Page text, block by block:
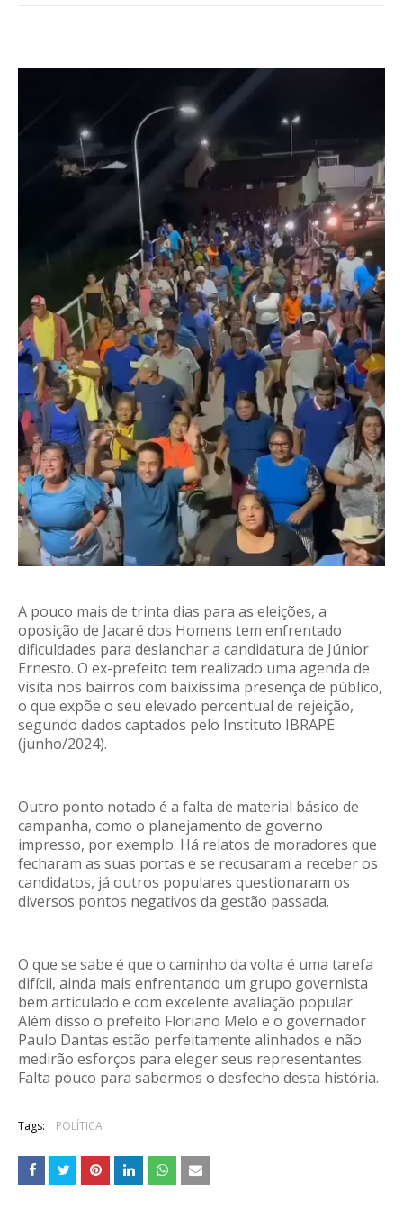
A pouco mais de trinta dias para as eleições, a
oposição de Jacaré dos Homens tem enfrentado
dificuldades para deslanchar a candidatura de Júnior
Ernesto. O ex-prefeito tem realizado uma agenda de
visita nos bairros com baixíssima presença de público,
o que expõe o seu elevado percentual de rejeição,
segundo dados captados pelo Instituto IBRAPE
(junho/2024).
Outro ponto notado é a falta de material básico de
campanha, como o planejamento de governo
impresso, por exemplo. Há relatos de moradores que
fecharam as suas portas e se recusaram a receber os
candidatos, já outros populares questionaram os
diversos pontos negativos da gestão passada.
O que se sabe é que o caminho da volta é uma tarefa
difícil, ainda mais enfrentando um grupo governista
bem articulado e com excelente avaliação popular.
Além disso o prefeito Floriano Melo e o governador
Paulo Dantas estão perfeitamente alinhados e não
medirão esforços para eleger seus representantes.
Falta pouco para sabermos o desfecho desta história.
Tags: POLÍTICA